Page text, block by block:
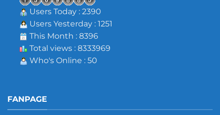
Users Today : 2390
Users Yesterday : 1251
This Month : 8396
Total views : 8333969
Who's Online : 50
FANPAGE